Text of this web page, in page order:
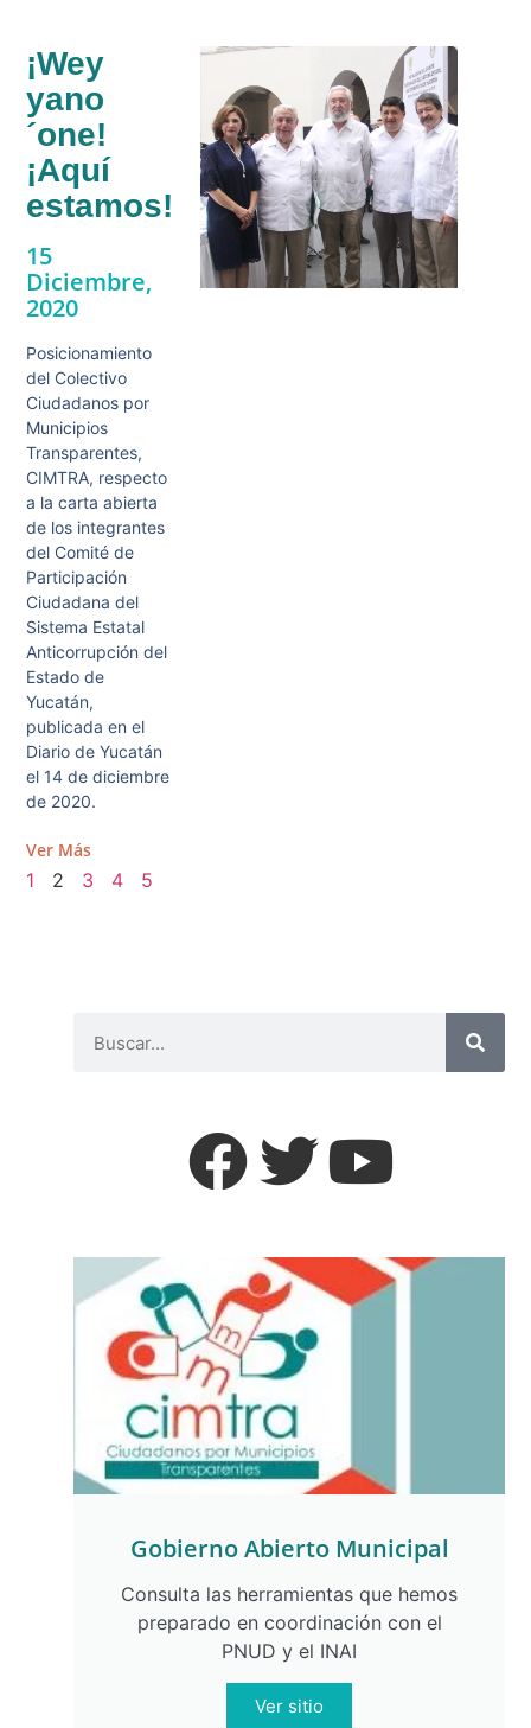
¡Wey
yano
´one!
¡Aquí
estamos!
15
Diciembre,
2020
Posicionamiento
del Colectivo
Ciudadanos por
Municipios
Transparentes,
CIMTRA, respecto
a la carta abierta
de los integrantes
del Comité de
Participación
Ciudadana del
Sistema Estatal
Anticorrupción del
Estado de
Yucatán,
publicada en el
Diario de Yucatán
el 14 de diciembre
de 2020.
Ver Más
1 2 3 4 5
Gobierno Abierto Municipal
Consulta las herramientas que hemos
preparado en coordinación con el
PNUD y el INAI
Ver sitio